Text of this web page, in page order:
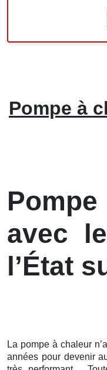
Pompe à
avec
l’État
La pompe à chaleur
années pour devenir